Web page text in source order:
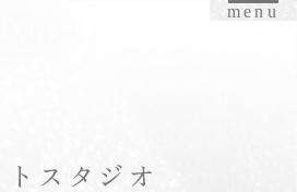
menu
トスタジオ